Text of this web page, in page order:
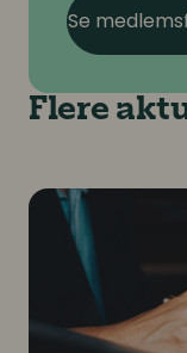
Se
Flere
Rekruttering i